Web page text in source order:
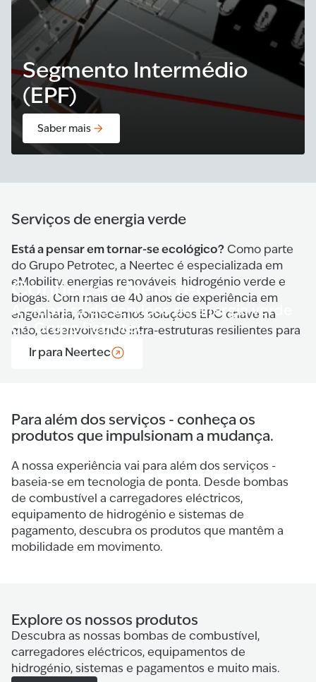
Segmento Intermédio
(EPF)
Saber mais
Serviços de energia verde
Está a pensar em tornar-se ecológico? Como parte
do Grupo Petrotec, a Neertec é especializada em
eMobility, energias renováveis, hidrogénio verde e
biogás. Com mais de 40 anos de experiência em
engenharia, fornecemos soluções EPC chave na
mão, desenvolvendo infra-estruturas resilientes para
um futuro sustentável.
Conheça a Neertec
A empresa de serviços de energia verde
do Grupo Petrotec.
Ir para Neertec
Para além dos serviços - conheça os
produtos que impulsionam a mudança.
A nossa experiência vai para além dos serviços -
baseia-se em tecnologia de ponta. Desde bombas
de combustível a carregadores eléctricos,
equipamento de hidrogénio e sistemas de
pagamento, descubra os produtos que mantêm a
mobilidade em movimento.
Explore os nossos produtos
Descubra as nossas bombas de combustível,
carregadores eléctricos, equipamentos de
hidrogénio, sistemas e pagamentos e muito mais.